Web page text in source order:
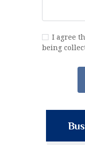
I agree
being